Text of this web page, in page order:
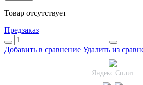
Товар отсутствует
Предзаказ
Добавить в сравнение Удалить из
Яндекс Сплит